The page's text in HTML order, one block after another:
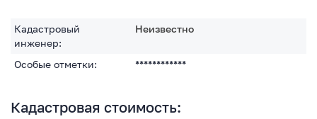
Кадастровый
инженер:
Неизвестно
Особые отметки: ************
Кадастровая стоимость: